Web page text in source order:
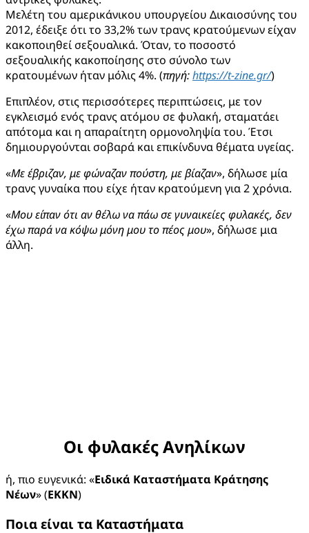
Μελέτη του αμερικάνικου υπουργείου Δικαιοσύνης του
2012, έδειξε ότι το 33,2% των τρανς κρατούμενων είχαν
κακοποιηθεί σεξουαλικά. Όταν, το ποσοστό
σεξουαλικής κακοποίησης στο σύνολο των
κρατουμένων ήταν μόλις 4%. (πηγή:https://t-zine.gr/)
Επιπλέον, στις περισσότερες περιπτώσεις, με τον
εγκλεισμό ενός τρανς ατόμου σε φυλακή, σταματάει
απότομα και η απαραίτητη ορμονοληψία του. Έτσι
δημιουργούνται σοβαρά και επικίνδυνα θέματα υγείας.
«Με έβριζαν, με φώναζαν πούστη, με βίαζαν», δήλωσε μία
τρανς γυναίκα που είχε ήταν κρατούμενη για 2 χρόνια.
«Μου είπαν ότι αν θέλω να πάω σε γυναικείες φυλακές, δεν
έχω παρά να κόψω μόνη μου το πέος μου», δήλωσε μια
άλλη.
Οι φυλακές Ανηλίκων
ή, πιο ευγενικά: «Ειδικά Καταστήματα Κράτησης
Νέων»(ΕΚΚΝ)
Ποια είναι τα Καταστήματα